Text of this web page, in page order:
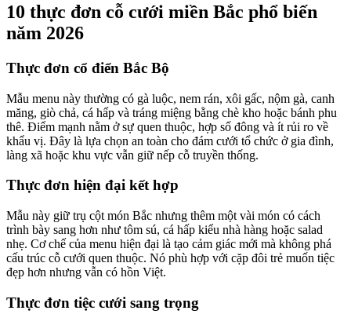
10 thực đơn cỗ cưới miền Bắc phổ biến
năm 2026
Thực đơn cổ điển Bắc Bộ
Mẫu menu này thường có gà luộc, nem rán, xôi gấc, nộm gà, canh
măng, giò chả, cá hấp và tráng miệng bằng chè kho hoặc bánh phu
thê. Điểm mạnh nằm ở sự quen thuộc, hợp số đông và ít rủi ro về
khẩu vị. Đây là lựa chọn an toàn cho đám cưới tổ chức ở gia đình,
làng xã hoặc khu vực vẫn giữ nếp cỗ truyền thống.
Thực đơn hiện đại kết hợp
Mẫu này giữ trụ cột món Bắc nhưng thêm một vài món có cách
trình bày sang hơn như tôm sú, cá hấp kiểu nhà hàng hoặc salad
nhẹ. Cơ chế của menu hiện đại là tạo cảm giác mới mà không phá
cấu trúc cỗ cưới quen thuộc. Nó phù hợp với cặp đôi trẻ muốn tiệc
đẹp hơn nhưng vẫn có hồn Việt.
Thực đơn tiệc cưới sang trọng